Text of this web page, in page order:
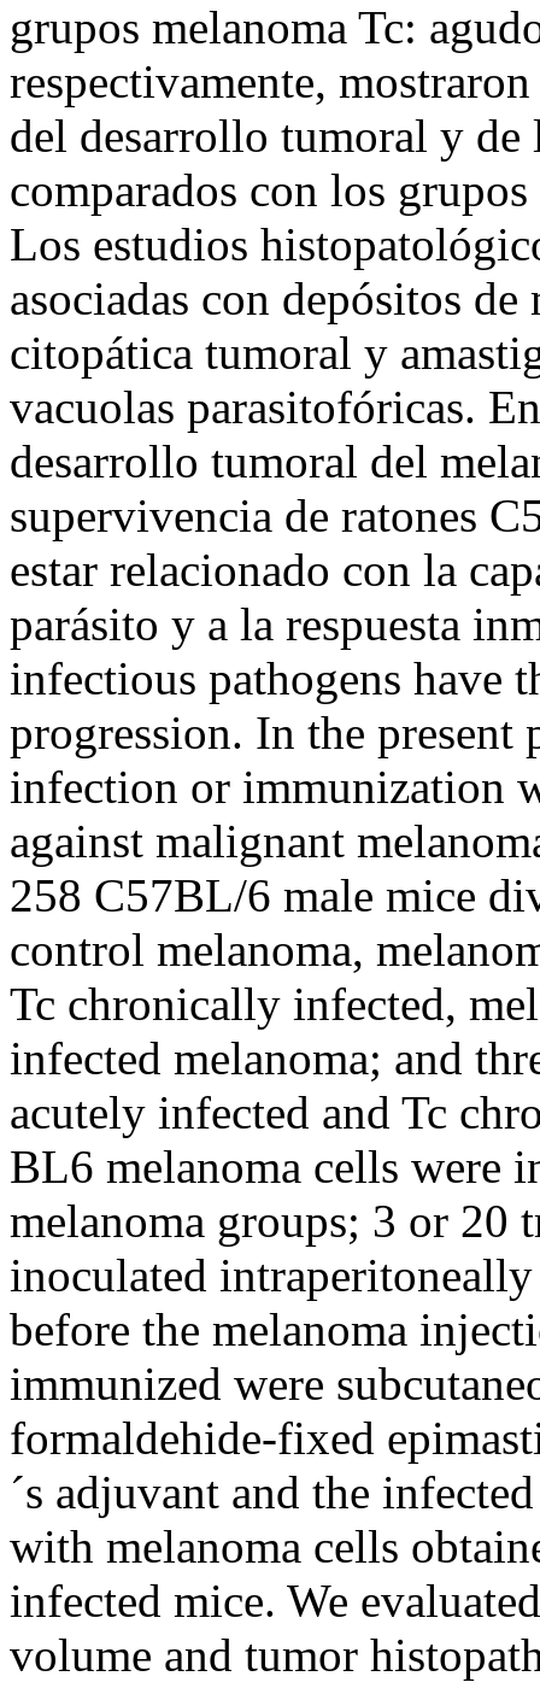
grupos melanoma Tc:
respectivamente,
del desarrollo tumoral y de
comparados con los
Los estudios
asociadas con depósitos
citopática tumoral y
vacuolas parasitofóricas.
desarrollo tumoral del
supervivencia de ratones
estar relacionado con la
parásito y a la respuesta
infectious pathogens have
progression. In the present
infection or immunization
against malignant
258 C57BL/6 male mice
control melanoma,
Tc chronically infected,
infected melanoma; and
acutely infected and Tc
BL6 melanoma cells were
melanoma groups; 3 or 20
inoculated
before the melanoma
immunized were
formaldehide-fixed
´s adjuvant and the
with melanoma cells
infected mice. We
volume and tumor